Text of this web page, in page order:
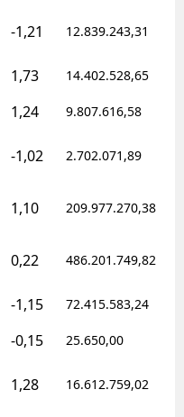
-1,21 12.839.243,31
1,73 14.402.528,65
1,24 9.807.616,58
-1,02 2.702.071,89
1,10 209.977.270,38
0,22 486.201.749,82
-1,15 72.415.583,24
-0,15 25.650,00
1,28 16.612.759,02